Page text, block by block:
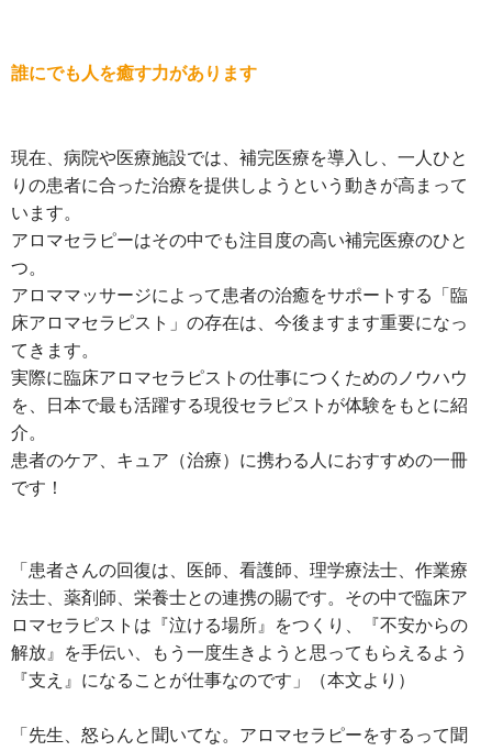
誰にでも人を癒す力があります
現在、病院や医療施設では、補完医療を導入し、一人ひと
りの患者に合った治療を提供しようという動きが高まって
います。
アロマセラピーはその中でも注目度の高い補完医療のひと
つ。
アロママッサージによって患者の治癒をサポートする「臨
床アロマセラピスト」の存在は、今後ますます重要になっ
てきます。
実際に臨床アロマセラピストの仕事につくためのノウハウ
を、日本で最も活躍する現役セラピストが体験をもとに紹
介。
患者のケア、キュア（治療）に携わる人におすすめの一冊
です！
「患者さんの回復は、医師、看護師、理学療法士、作業療
法士、薬剤師、栄養士との連携の賜です。その中で臨床ア
ロマセラピストは『泣ける場所』をつくり、『不安からの
解放』を手伝い、もう一度生きようと思ってもらえるよう
『支え』になることが仕事なのです」（本文より）
「先生、怒らんと聞いてな。アロマセラピーをするって聞